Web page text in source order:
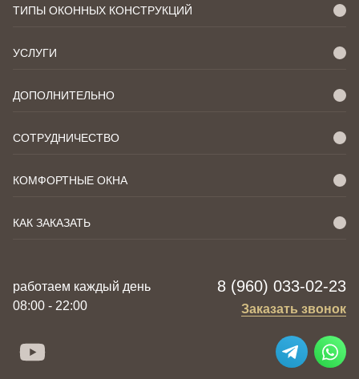
ТИПЫ ОКОННЫХ КОНСТРУКЦИЙ
УСЛУГИ
ДОПОЛНИТЕЛЬНО
СОТРУДНИЧЕСТВО
КОМФОРТНЫЕ ОКНА
КАК ЗАКАЗАТЬ
8 (960) 033-02-23
Заказать звонок
работаем каждый день
08:00 - 22:00